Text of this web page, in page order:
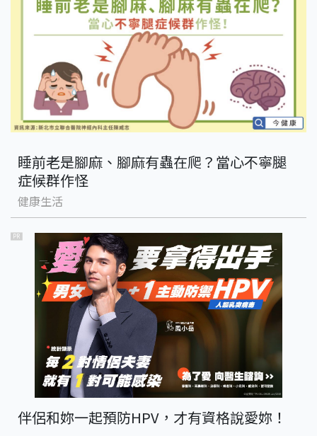
睡前老是腳麻、腳麻有蟲在爬？當心不寧腿
症候群作怪
健康生活
PR
伴侶和妳一起預防HPV，才有資格說愛妳！